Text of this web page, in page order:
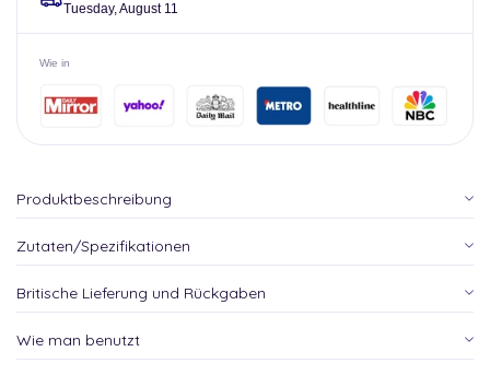
Tuesday, August 11
Wie in
Produktbeschreibung
Zutaten/Spezifikationen
Britische Lieferung und Rückgaben
Wie man benutzt